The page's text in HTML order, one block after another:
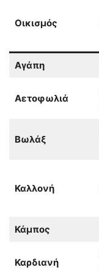
Οικισμός
Αγάπη
Αετοφωλιά
Βωλάξ
Καλλονή
Κάμπος
Καρδιανή